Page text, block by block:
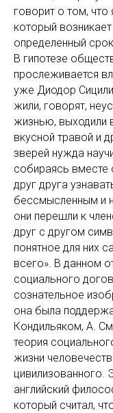
говорит о том, что
который
определенный
В гипотезе
прослеживается
уже Диодор
жили, говорят,
жизнью, выходили
вкусной травой и
зверей нужда
собираясь вместе
друг друга
бессмысленным и
они перешли к
друг с другом
понятное для них
всего». В данном
социального
сознательное
она была
Кондильяком, А.
теория
жизни
цивилизованного.
английский
который считал,